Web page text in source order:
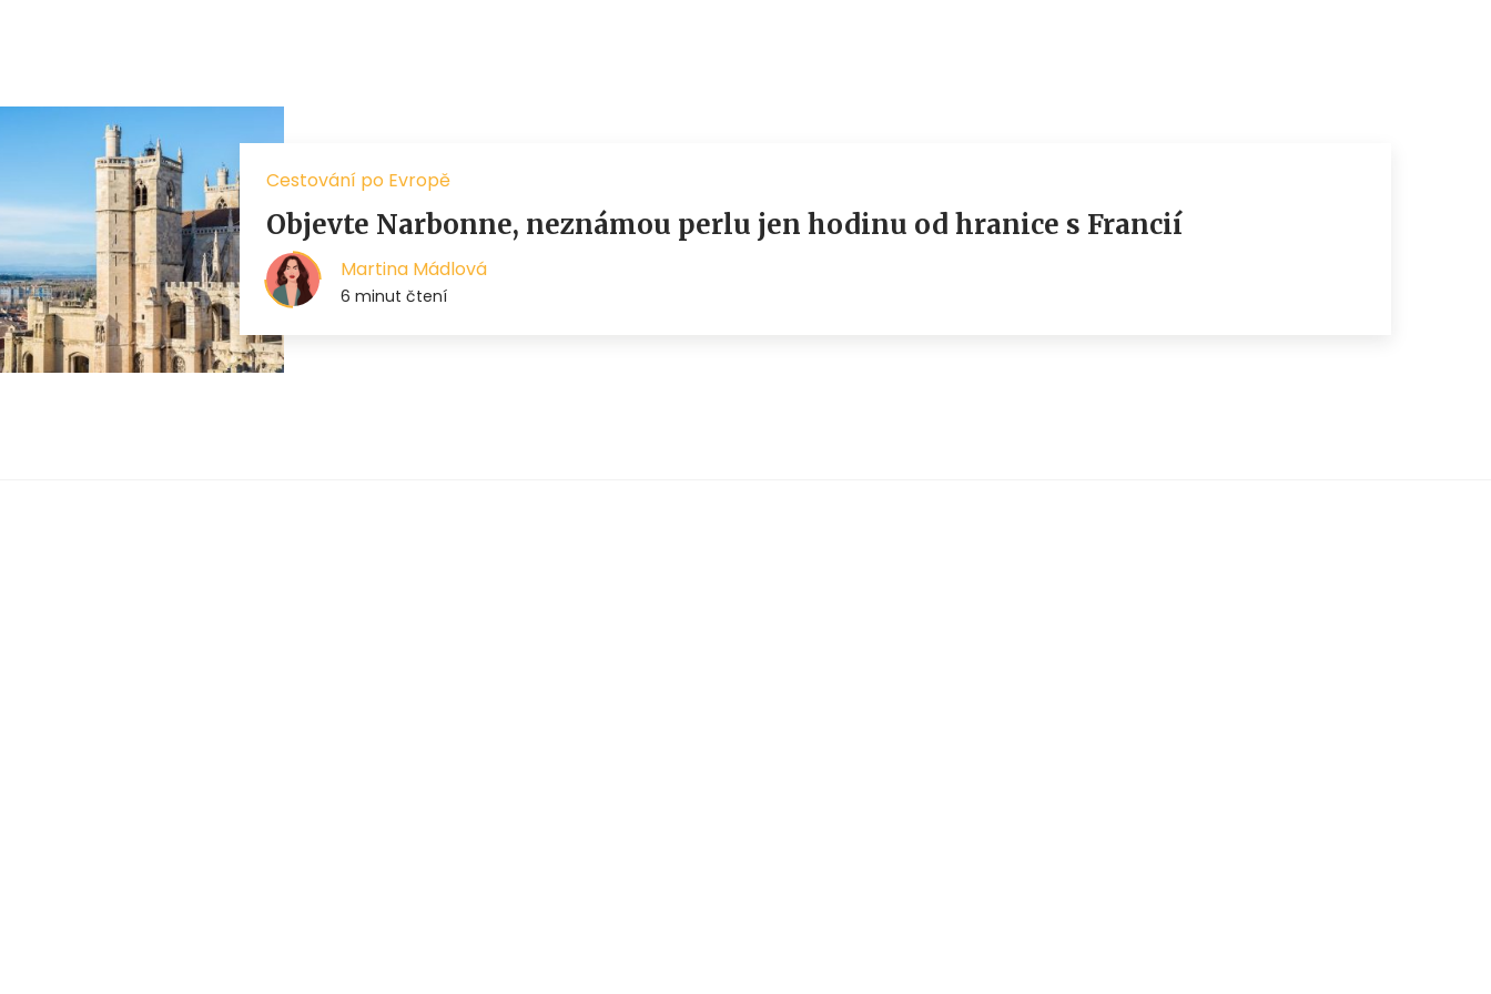
Cestování po Evropě
Objevte Narbonne, neznámou perlu jen hodinu od hranice s Francií
Martina Mádlová
6 minut čtení